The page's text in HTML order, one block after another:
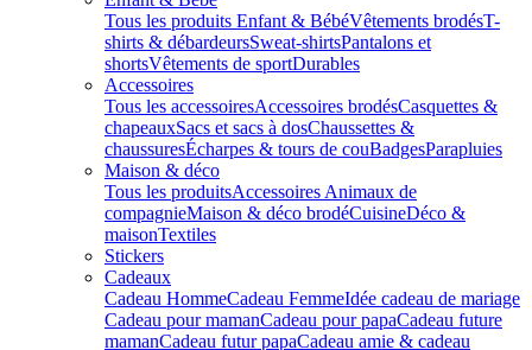
Tous les produits Enfant & BébéVêtements brodésT-
shirts & débardeursSweat-shirtsPantalons et
shortsVêtements de sportDurables
Accessoires
Tous les accessoiresAccessoires brodésCasquettes &
chapeauxSacs et sacs à dosChaussettes &
chaussuresÉcharpes & tours de couBadgesParapluies
Maison & déco
Tous les produitsAccessoires Animaux de
compagnieMaison & déco brodéCuisineDéco &
maisonTextiles
Stickers
Cadeaux
Cadeau HommeCadeau FemmeIdée cadeau de mariage​
Cadeau pour mamanCadeau pour papaCadeau future
mamanCadeau futur papaCadeau amie & cadeau